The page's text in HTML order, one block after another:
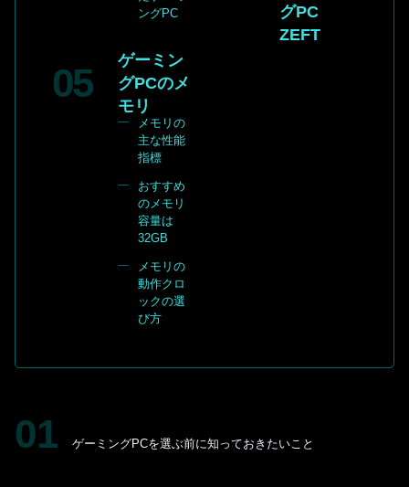
ングPC
ゲーミン
グPCのメ
モリ
メモリの
主な性能
指標
おすすめ
のメモリ
容量は
32GB
メモリの
動作クロ
ックの選
び方
グPC
ZEFT
01 ゲーミングPCを選ぶ前に知っておきたいこと